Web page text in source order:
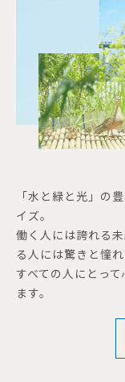
「水と緑と光」の
イズ。
働く人には誇れる
る人には驚きと憧れ
すべての人にとっ
ます。